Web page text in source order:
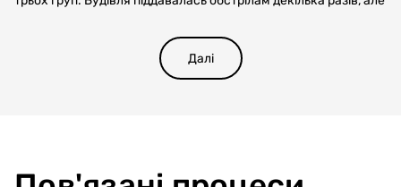
значних пошкоджень зазнав об’єкт. Приміщення спортзалу
центральної частини будівлі повністю зруйновано. Значних
пошкоджень зазнала покрівля із азбестоцементних листів.
В рамках проєкту реконструкції передбачено відновлення
Далі